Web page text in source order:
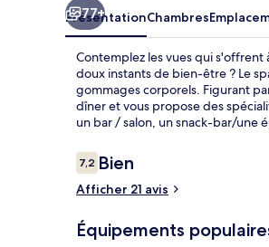
77+
PrésentationChambres
Contemplez les vues qui s'offrent
doux instants de bien-être ? Le
gommages corporels. Figurant
dîner et vous propose des
un bar / salon, un snack-bar/une
Avis
voyageurs
7,27,2 sur 10
Bien
Afficher 21 avis
Équipements